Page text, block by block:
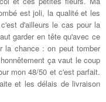
est joli, la qualité et les
d'ailleurs le cas pour la
garder en tête qu'avec ce
la chance : on peut tomber
ça vaut le coup
mon 48/50 et c'est parfait.
et les délais de livraison